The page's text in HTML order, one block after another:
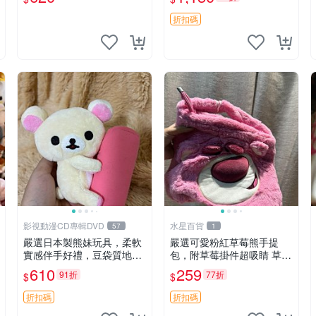
折扣碼
影視動漫CD專輯DVD 57
嚴選日本製熊妹玩具，柔軟
實感伴手好禮，豆袋質地手
感佳，抱枕小熊 recom 推薦
白色豆袋 玩具
$610 91折
折扣碼
水星百貨 1
嚴選可愛粉紅草莓熊手提
包，附草莓掛件超吸睛 草莓
熊手提包 草莓掛件 可愛port
unese
$259 77折
折扣碼